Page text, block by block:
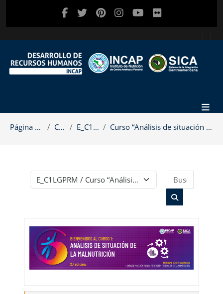
Salta al contenido principal
Página Principal Cursos E_C1LGPRM Curso “Análisis de situación y costos de la malnut...
Categorías
Buscar cursos